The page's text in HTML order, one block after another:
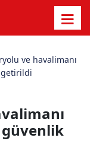
ve havalimanı
getirildi